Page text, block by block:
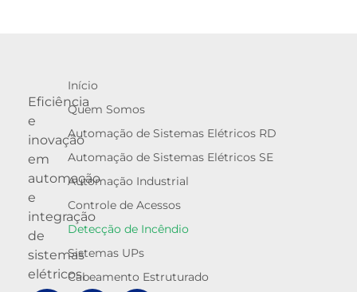
Eficiência
e
inovação
em
automação
e
integração
de
sistemas
elétricos.
Início
Quem Somos
Automação de Sistemas Elétricos RD
Automação de Sistemas Elétricos SE
Automação Industrial
Controle de Acessos
Detecção de Incêndio
Sistemas UPs
Cabeamento Estruturado